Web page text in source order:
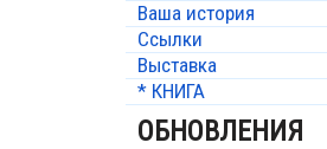
Ваша история
Ссылки
Выставка
* КНИГА
ОБНОВЛЕНИЯ